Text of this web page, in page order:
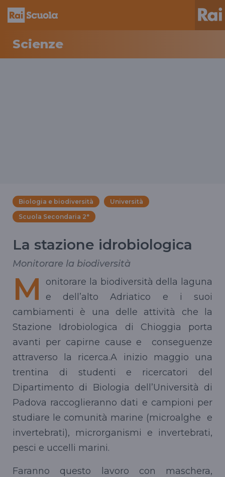
Scienze
Biologia e biodiversità
Università
Scuola Secondaria 2°
La stazione idrobiologica
Monitorare la biodiversità
M
onitorare la biodiversità della laguna
e dell’alto Adriatico e i suoi
cambiamenti è una delle attività che la
Stazione Idrobiologica di Chioggia porta
avanti per capirne cause e conseguenze
attraverso la ricerca.A inizio maggio una
trentina di studenti e ricercatori del
Dipartimento di Biologia dell’Università di
Padova raccoglieranno dati e campioni per
studiare le comunità marine (microalghe e
invertebrati), microrganismi e invertebrati,
pesci e uccelli marini.
Faranno questo lavoro con maschera,